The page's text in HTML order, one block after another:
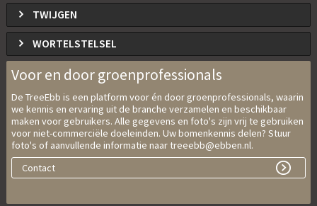
TWIJGEN
WORTELSTELSEL
Voor en door groenprofessionals
De TreeEbb is een platform voor én door groenprofessionals, waarin
we kennis en ervaring uit de branche verzamelen en beschikbaar
maken voor gebruikers. Alle gegevens en foto's zijn vrij te gebruiken
voor niet-commerciële doeleinden. Uw bomenkennis delen? Stuur
foto's of aanvullende informatie naar treeebb@ebben.nl.
Contact